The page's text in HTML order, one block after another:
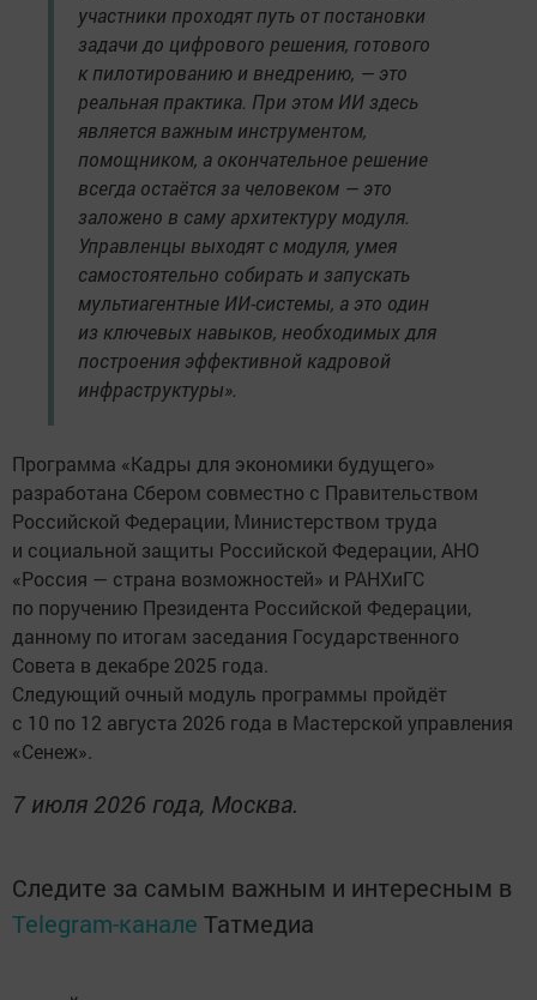
участники проходят путь от постановки
задачи до цифрового решения, готового
к пилотированию и внедрению, — это
реальная практика. При этом ИИ здесь
является важным инструментом,
помощником, а окончательное решение
всегда остаётся за человеком — это
заложено в саму архитектуру модуля.
Управленцы выходят с модуля, умея
самостоятельно собирать и запускать
мультиагентные ИИ-системы, а это один
из ключевых навыков, необходимых для
построения эффективной кадровой
инфраструктуры».
Программа «Кадры для экономики будущего»
разработана Сбером совместно с Правительством
Российской Федерации, Министерством труда
и социальной защиты Российской Федерации, АНО
«Россия — страна возможностей» и РАНХиГС
по поручению Президента Российской Федерации,
данному по итогам заседания Государственного
Совета в декабре 2025 года.
Следующий очный модуль программы пройдёт
с 10 по 12 августа 2026 года в Мастерской управления
«Сенеж».
7 июля 2026 года, Москва.
Следите за самым важным и интересным в
Telegram-канале Татмедиа